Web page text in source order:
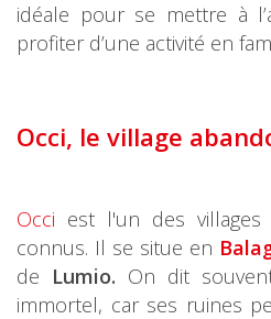
idéale pour se mettre à
profiter d’une activité en
Occi, le village
Occi est l'un des
connus. Il se situe en
de Lumio. On dit
immortel, car ses ruines